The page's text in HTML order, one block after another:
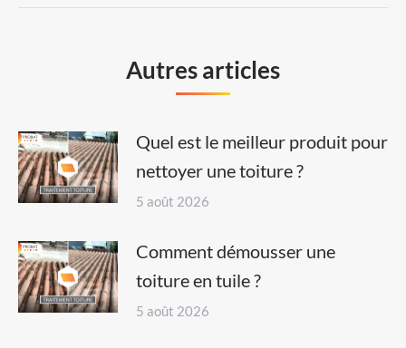
Autres articles
Quel est le meilleur produit pour
nettoyer une toiture ?
5 août 2026
Comment démousser une
toiture en tuile ?
5 août 2026